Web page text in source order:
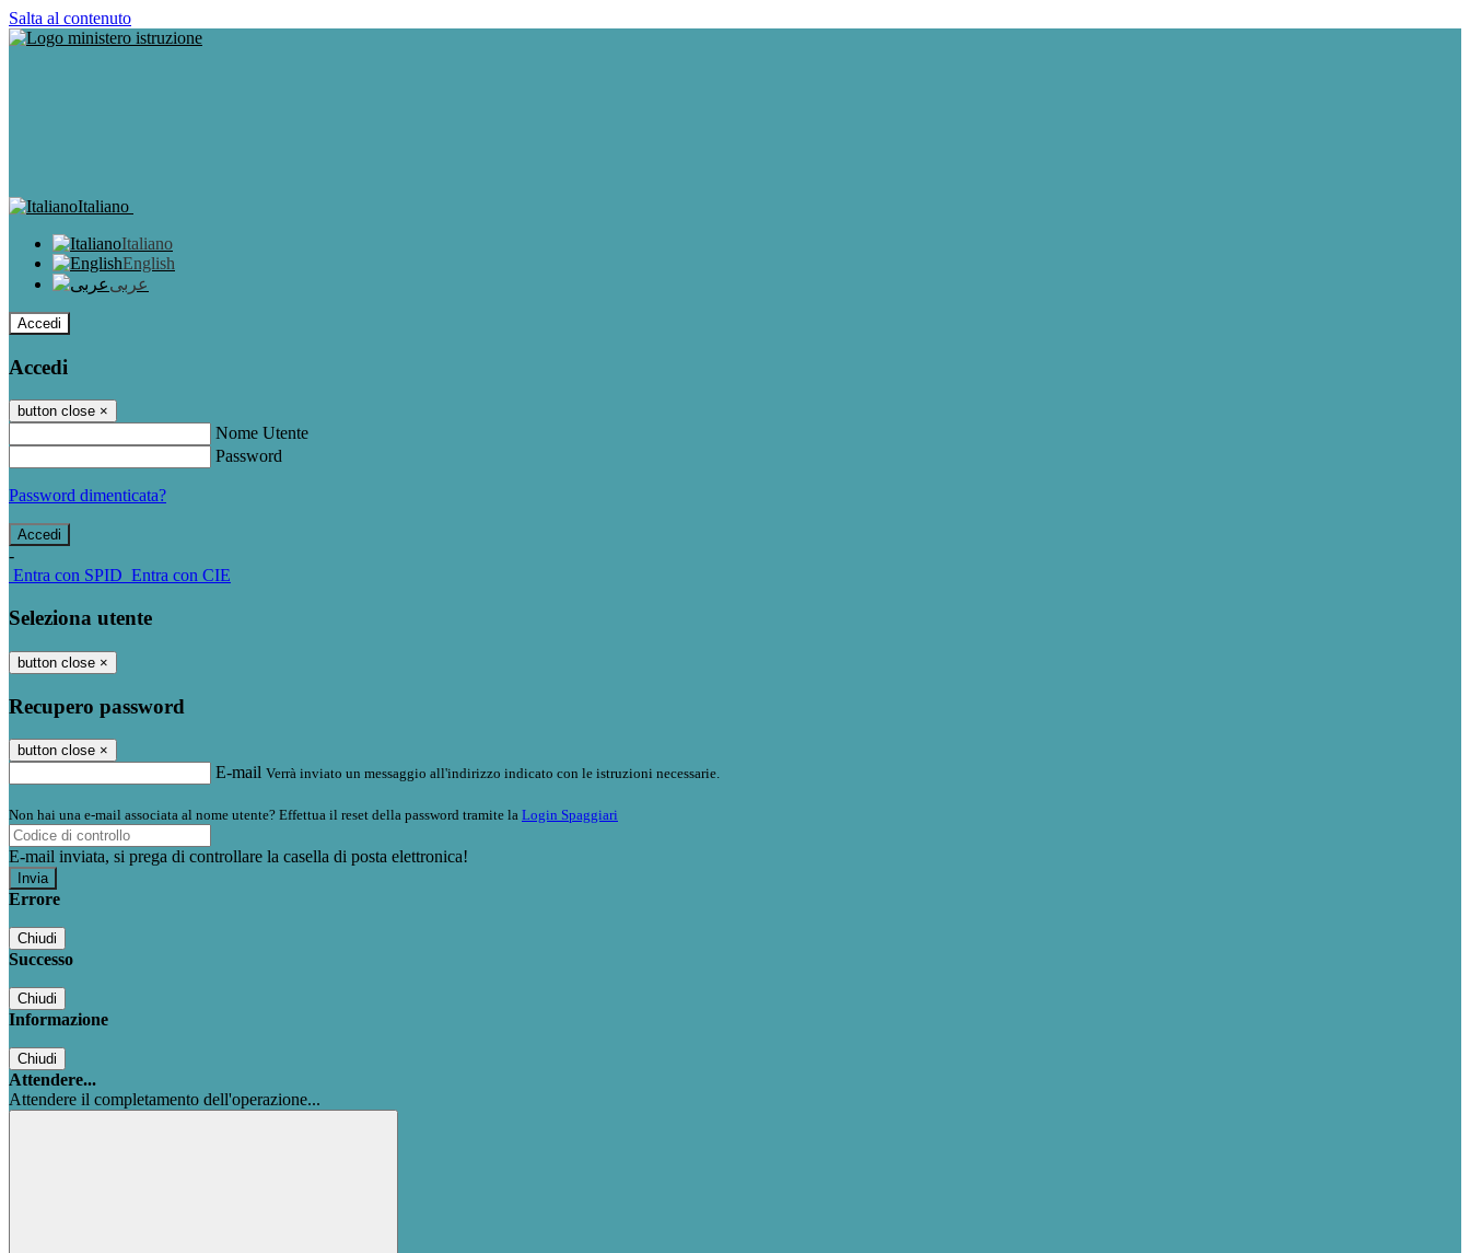
Salta al contenuto
Italiano
Italiano
English
عربى
Accedi
Accedi
button close ×
Nome Utente
Password
Password dimenticata?
-
Entra con SPID Entra con CIE
Seleziona utente
button close ×
Recupero password
button close ×
E-mail Verrà inviato un messaggio all'indirizzo indicato con le istruzioni necessarie.
Non hai una e-mail associata al nome utente? Effettua il reset della password tramite la Login Spaggiari
E-mail inviata, si prega di controllare la casella di posta elettronica!
Errore
Chiudi
Successo
Chiudi
Informazione
Chiudi
Attendere...
Attendere il completamento dell'operazione...